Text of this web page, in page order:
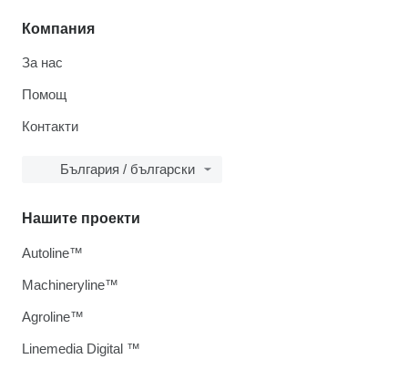
Компания
За нас
Помощ
Контакти
България / български
Нашите проекти
Autoline™
Machineryline™
Agroline™
Linemedia Digital ™